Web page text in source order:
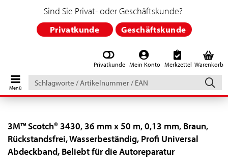
Privatkunde Mein Konto Merkzettel Warenkorb
Schlagworte
/
Artikelnummer
EAN
Sind Sie Privat- oder Geschäftskunde?
Privatkunde Geschäftskunde
3M™ Scotch® 3430, 36 mm x 50 m, 0,13 mm, Braun,
Rückstandsfrei, Wasserbeständig, Profi Universal
Abdeckband, Beliebt für die Autoreparatur